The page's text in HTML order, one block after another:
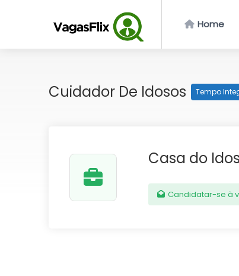
Home
Cuidador De Idosos Tempo
Casa do
Candidatar-se à